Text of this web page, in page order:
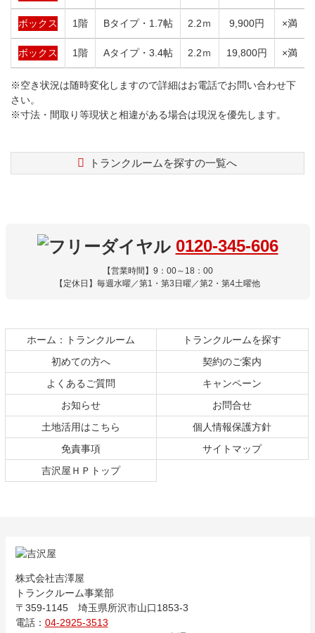
ボックス 1階 Bタイプ・1.7帖 2.2ｍ 9,900円 ×満
ボックス 1階 Aタイプ・3.4帖 2.2ｍ 19,800円 ×満
※空き状況は随時変化しますので詳細はお電話でお問い合わせ下
さい。
※寸法・間取り等現状と相違がある場合は現況を優先します。
トランクルームを探すの一覧へ
へ
0120-345-606
【営業時間】9：00～18：00
【定休日】毎週水曜／第1・第3日曜／第2・第4土曜他
ホーム：トランクルーム
トランクルームを探す
初めての方へ
契約のご案内
よくあるご質問
キャンペーン
お知らせ
お問合せ
土地活用はこちら
個人情報保護方針
免責事項
サイトマップ
吉沢屋ＨＰトップ
株式会社吉澤屋
トランクルーム事業部
〒359-1145 埼玉県所沢市山口1853-3
電話： 04-2925-3513